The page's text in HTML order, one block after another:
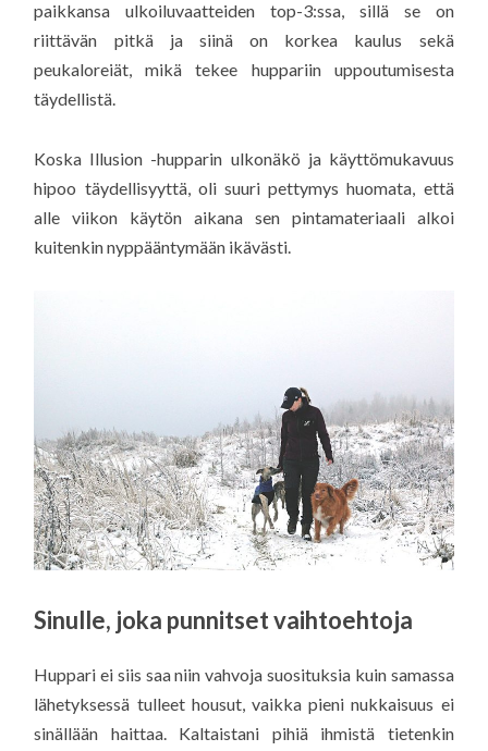
paikkansa ulkoiluvaatteiden top-3:ssa, sillä se on
riittävän pitkä ja siinä on korkea kaulus sekä
peukaloreiät, mikä tekee huppariin uppoutumisesta
täydellistä.
Koska Illusion -hupparin ulkonäkö ja käyttömukavuus
hipoo täydellisyyttä, oli suuri pettymys huomata, että
alle viikon käytön aikana sen pintamateriaali alkoi
kuitenkin nyppääntymään ikävästi.
Sinulle, joka punnitset vaihtoehtoja
Huppari ei siis saa niin vahvoja suosituksia kuin samassa
lähetyksessä tulleet housut, vaikka pieni nukkaisuus ei
sinällään haittaa. Kaltaistani pihiä ihmistä tietenkin